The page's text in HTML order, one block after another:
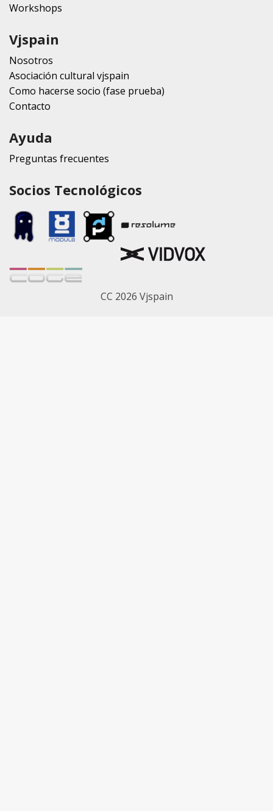
Workshops
Vjspain
Nosotros
Asociación cultural vjspain
Como hacerse socio (fase prueba)
Contacto
Ayuda
Preguntas frecuentes
Socios Tecnológicos
CC 2026 Vjspain